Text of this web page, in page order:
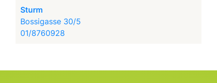
Sturm
Bossigasse 30/5
01/8760928